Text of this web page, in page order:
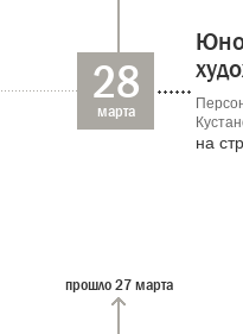
28
марта
на
прошло 27 марта